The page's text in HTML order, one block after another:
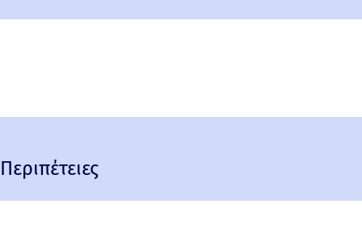
Περιπέτειες